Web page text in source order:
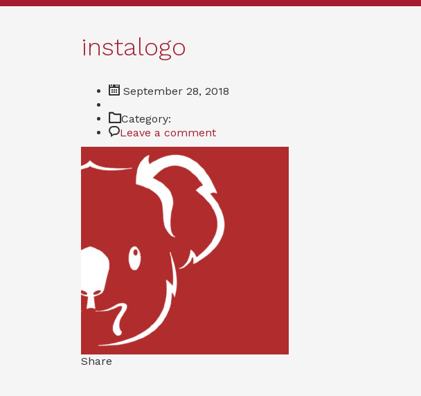
instalogo
September 28, 2018
Category:
Leave a comment
Share